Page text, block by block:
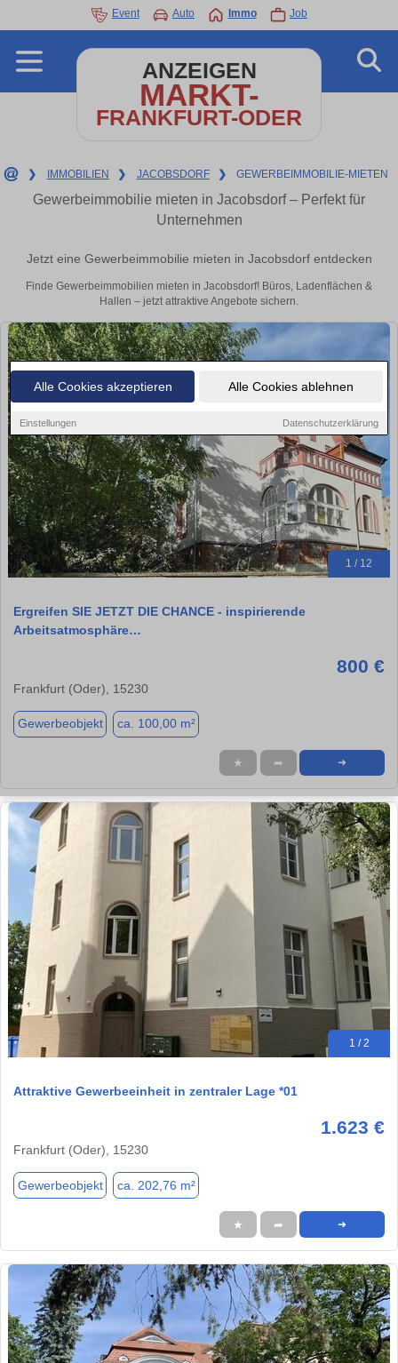
Alle Cookies akzeptieren Alle Cookies ablehnen
Einstellungen Datenschutzerklärung
Event Auto Immo Job
ANZEIGEN
MARKT-
FRANKFURT-ODER
❯ IMMOBILIEN ❯ JACOBSDORF ❯ GEWERBEIMMOBILIE-MIETEN
Gewerbeimmobilie mieten in Jacobsdorf – Perfekt für
Unternehmen
Jetzt eine Gewerbeimmobilie mieten in Jacobsdorf entdecken
Finde Gewerbeimmobilien mieten in Jacobsdorf! Büros, Ladenflächen &
Hallen – jetzt attraktive Angebote sichern.
1 / 12
Ergreifen SIE JETZT DIE CHANCE - inspirierende
Arbeitsatmosphäre…
800 €
Frankfurt (Oder), 15230
Gewerbeobjekt ca. 100,00 m²
★ ➦ ➜
1 / 2
Attraktive Gewerbeeinheit in zentraler Lage *01
1.623 €
Frankfurt (Oder), 15230
Gewerbeobjekt ca. 202,76 m²
★ ➦ ➜